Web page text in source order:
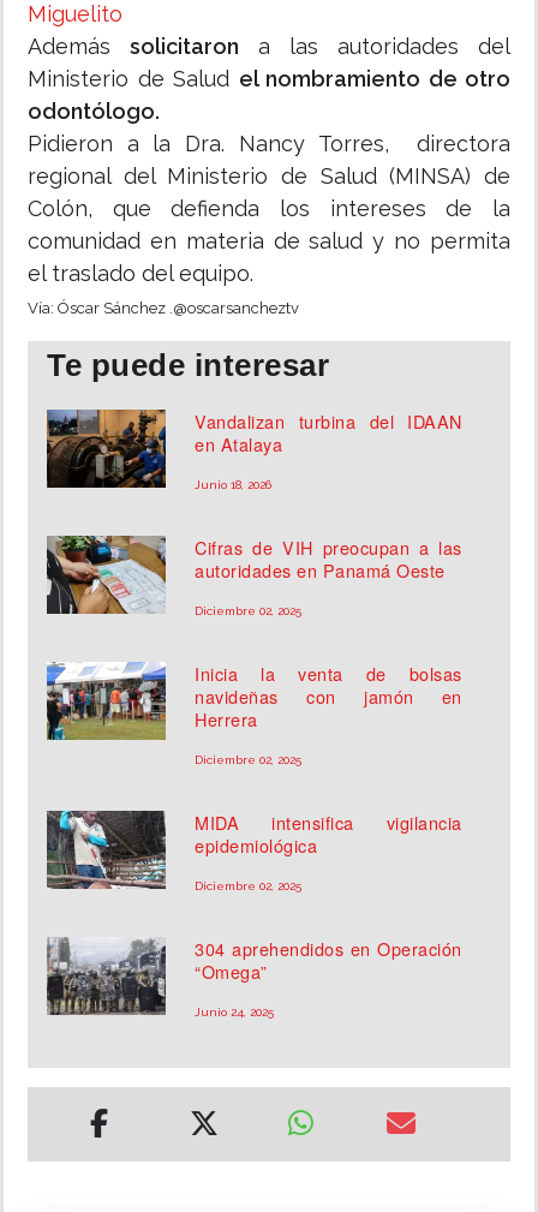
Miguelito
Además solicitaron a las autoridades del
Ministerio de Salud el nombramiento de otro
odontólogo.
Pidieron a la Dra. Nancy Torres, directora
regional del Ministerio de Salud (MINSA) de
Colón, que defienda los intereses de la
comunidad en materia de salud y no permita
el traslado del equipo.
Vía: Óscar Sánchez .@oscarsancheztv
Te puede interesar
Vandalizan turbina del IDAAN
en Atalaya
Junio 18, 2026
Cifras de VIH preocupan a las
autoridades en Panamá Oeste
Diciembre 02, 2025
Inicia la venta de bolsas
navideñas con jamón en
Herrera
Diciembre 02, 2025
MIDA intensifica vigilancia
epidemiológica
Diciembre 02, 2025
304 aprehendidos en Operación
“Omega”
Junio 24, 2025